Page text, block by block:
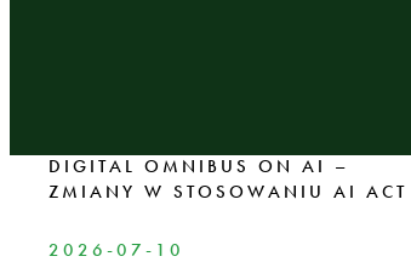
DIGITAL OMNIBUS ON AI –
ZMIANY W STOSOWANIU AI ACT
2026-07-10